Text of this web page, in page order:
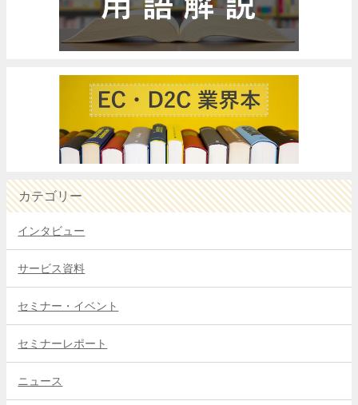
カテゴリー
インタビュー
サービス資料
セミナー・イベント
セミナーレポート
ニュース